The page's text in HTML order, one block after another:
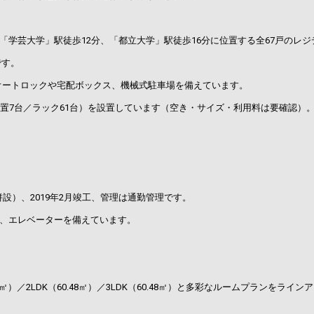
芸大学」駅徒歩12分、「都立大学」駅徒歩16分に位置する全67戸のレジ
。
トロックや宅配ボックス、機械式駐車場を備えています。
7台／ラック61台）を設置しています（空き・サイズ・利用料は要確認）。
）、2019年2月竣工、管理は通勤管理です。
エレベーターを備えています。
）／2LDK（60.48㎡）／3LDK（60.48㎡）と多彩なルームプランをラインア